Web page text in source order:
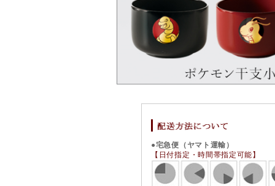
●宅急便（ヤマト運輸）
【日付指定・時間帯指定可能】